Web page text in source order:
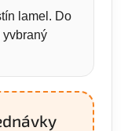
lamel. Do
yvbraný